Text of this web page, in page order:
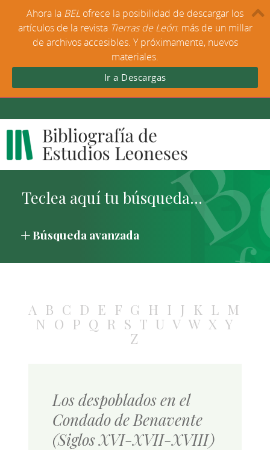
Búsqueda avanzada
A B C D E F G H I J K L M
N O P Q R S T U V W X Y
Z
Los despoblados en el
Condado de Benavente
(Siglos XVI-XVII-XVIII)
Ahora la BEL ofrece la posibilidad de descargar los
artículos de la revista Tierras de León: más de un millar
de archivos accesibles. Y próximamente, nuevos
materiales.
Ir a Descargas